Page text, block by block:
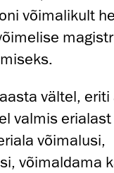
võimalikult
vältel, eriti
valmis
võimalusi,
võimaldama